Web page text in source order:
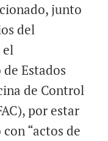
junto
del
el
Estados
de Control
por estar
“actos de